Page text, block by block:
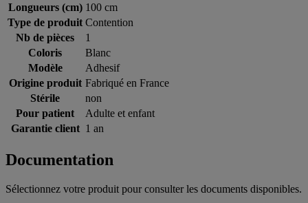
Longueurs (cm) 100 cm
Type de produit Contention
Nb de pièces
1
Coloris
Blanc
Modèle
Adhesif
Origine produit Fabriqué en France
Stérile
non
Pour patient
Adulte et enfant
Garantie client 1 an
Documentation
Sélectionnez votre produit pour consulter les documents disponibles.